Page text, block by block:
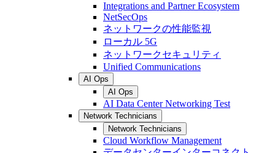
Integrations and Partner Ecosystem
NetSecOps
ネットワークの性能監視
ローカル 5G
ネットワークセキュリティ
Unified Communications
AI Ops
AI Ops
AI Data Center Networking Test
Network Technicians
Network Technicians
Cloud Workflow Management